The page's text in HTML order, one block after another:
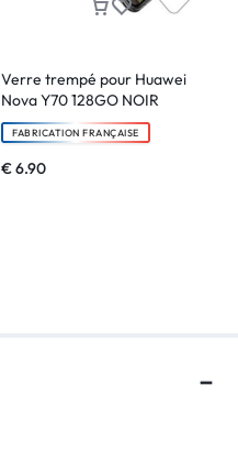
Verre trempé pour Huawei
Nova Y70 128GO NOIR
FABRICATION FRANÇAISE
€6.90